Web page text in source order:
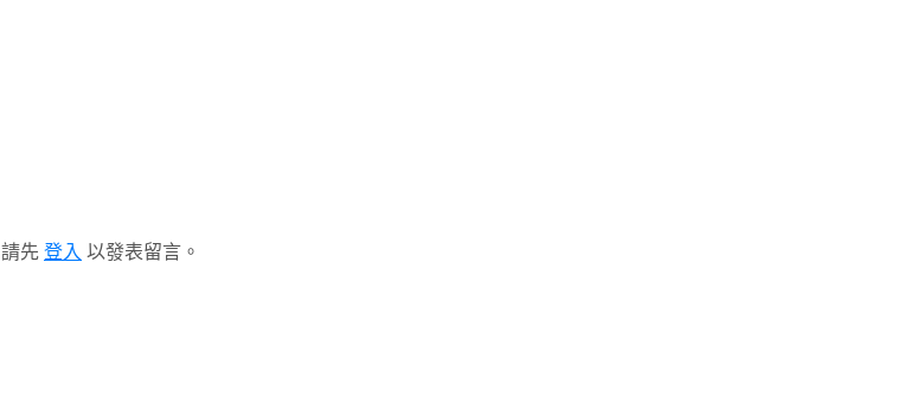
請先 登入 以發表留言。